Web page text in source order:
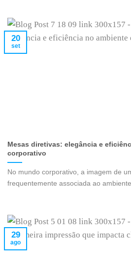
Mesas diretivas: elegância e
corporativo
No mundo corporativo, a imagem de
frequentemente associada ao
20
set
29
ago